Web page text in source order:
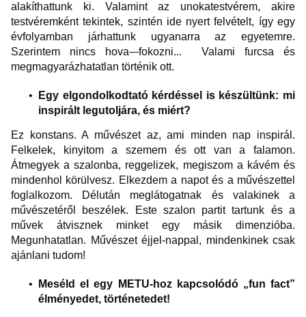
alakíthattunk ki. Valamint az unokatestvérem, akire
testvéremként tekintek, szintén ide nyert felvételt, így egy
évfolyamban járhattunk ugyanarra az egyetemre.
Szerintem nincs hova
fokozni... Valami furcsa és
megmagyarázhatatlan történik ott.
Egy elgondolkodtató kérdéssel is készültünk: mi
inspirált legutoljára, és miért?
Ez konstans. A művészet az, ami minden nap inspirál.
Felkelek, kinyitom a szemem és ott van a falamon.
Átmegyek a szalonba, reggelizek, megiszom a kávém és
mindenhol körülvesz. Elkezdem a napot és a művészettel
foglalkozom. Délután meglátogatnak és valakinek a
művészetéről beszélek. Este szalon partit tartunk és a
művek átvisznek minket egy másik dimenzióba.
Megunhatatlan. Művészet éjjel-nappal, mindenkinek csak
ajánlani tudom!
Meséld el egy METU-hoz kapcsolódó „fun fact”
élményedet, történetedet!